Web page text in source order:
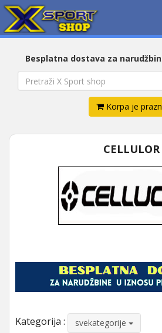
Besplatna dostava za
Korpa je
CELLULOR
Kategorija : svekategorije